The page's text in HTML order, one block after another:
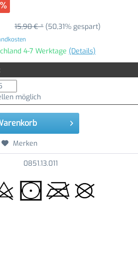
15,90 € * (50,31% gespart)
4-7 Werktage (Details)
möglich
Merken
0851.13.011